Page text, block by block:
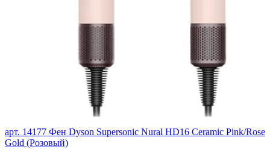
арт. 14177 Фен Dyson Supersonic Nural HD16 Ceramic Pink/Rose
Gold (Розовый)